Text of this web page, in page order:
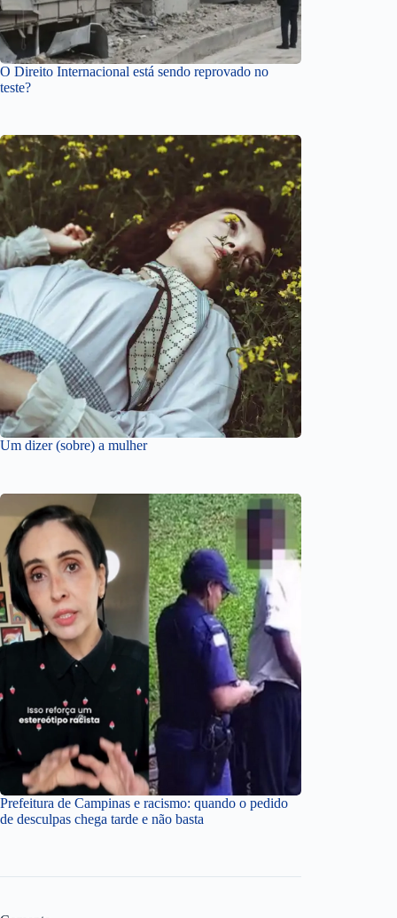
O Direito Internacional está sendo reprovado no
teste?
Um dizer (sobre) a mulher
Prefeitura de Campinas e racismo: quando o pedido
de desculpas chega tarde e não basta